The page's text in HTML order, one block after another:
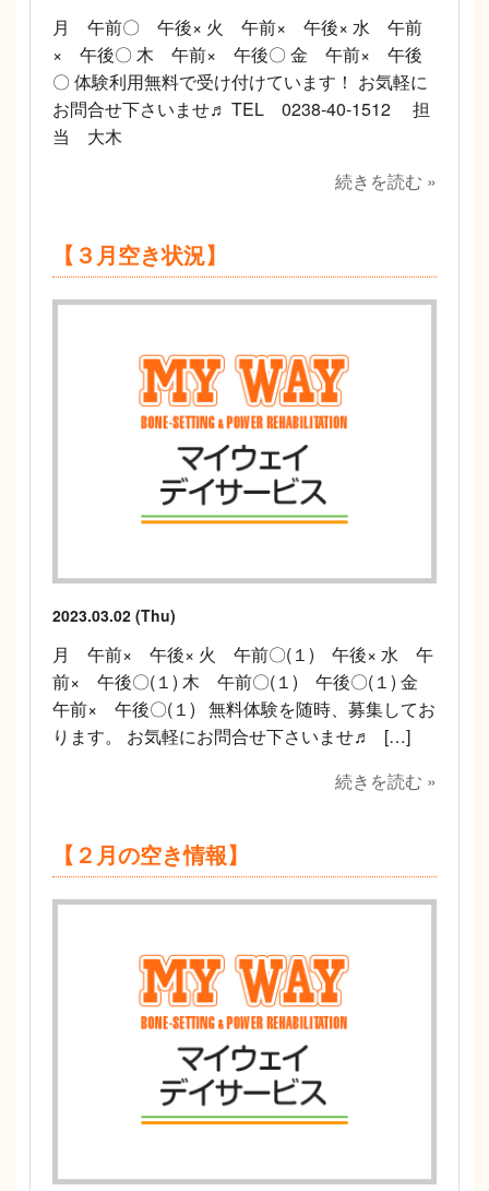
月 午前〇 午後× 火 午前× 午後× 水 午前
× 午後〇 木 午前× 午後〇 金 午前× 午後
〇 体験利用無料で受け付けています！ お気軽に
お問合せ下さいませ♬ TEL 0238-40-1512 担
当 大木
続きを読む »
【３月空き状況】
2023.03.02 (Thu)
月 午前× 午後× 火 午前〇(１) 午後× 水 午
前× 午後〇(１) 木 午前〇(１) 午後〇(１) 金
午前× 午後〇(１) 無料体験を随時、募集してお
ります。 お気軽にお問合せ下さいませ♬ […]
続きを読む »
【２月の空き情報】